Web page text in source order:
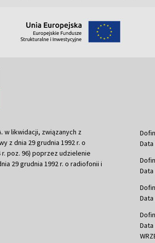
w likwidacji, związanych z
z dnia 29 grudnia 1992 r. o
r. poz. 96) poprzez udzielenie
29 grudnia 1992 r. o radiofonii i
Data
Data